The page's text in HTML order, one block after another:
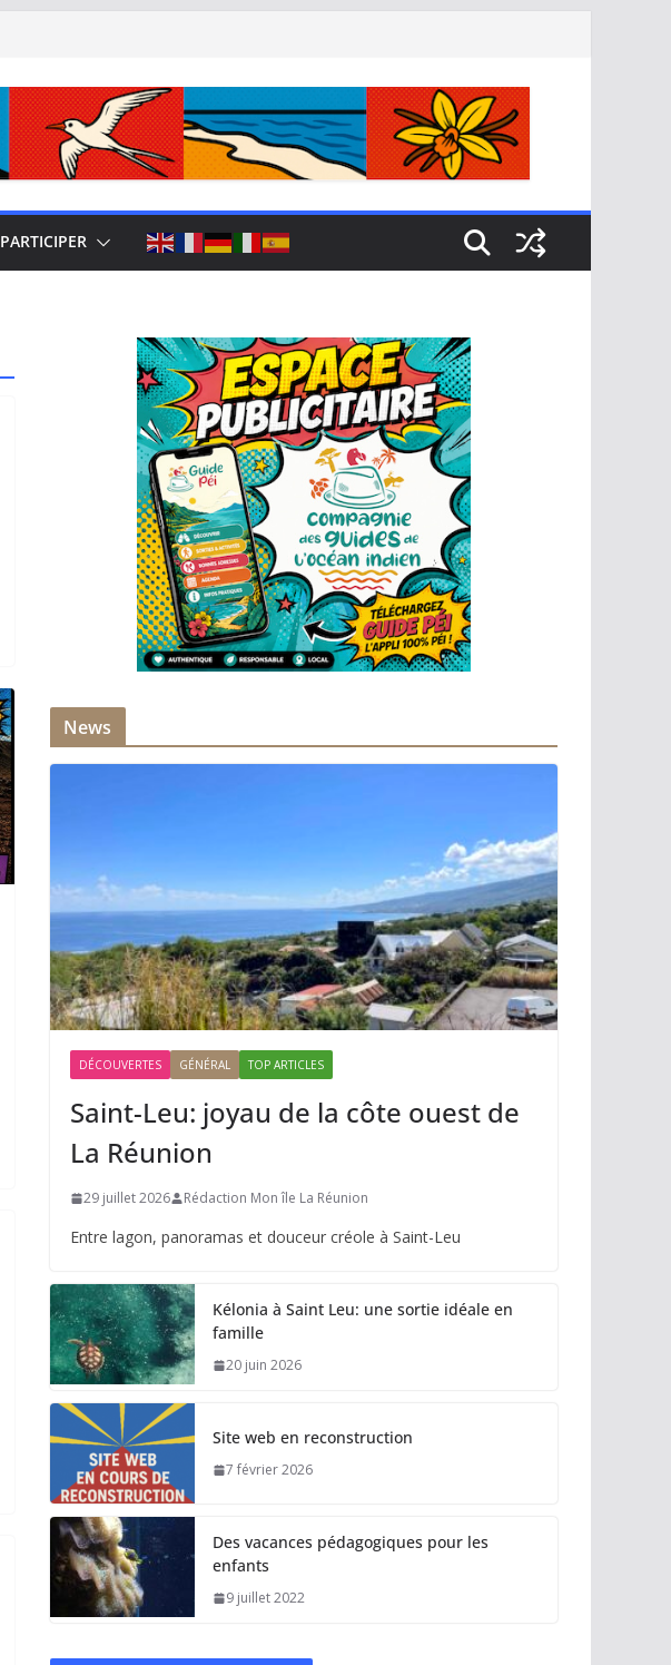
PARTICIPER
News
DÉCOUVERTES GÉNÉRAL TOP ARTICLES
Saint-Leu: joyau de la côte ouest de
La Réunion
29 juillet 2026 Rédaction Mon île La Réunion
Entre lagon, panoramas et douceur créole à Saint-Leu
Kélonia à Saint Leu: une sortie idéale en
famille
20 juin 2026
Site web en reconstruction
7 février 2026
Des vacances pédagogiques pour les
enfants
9 juillet 2022